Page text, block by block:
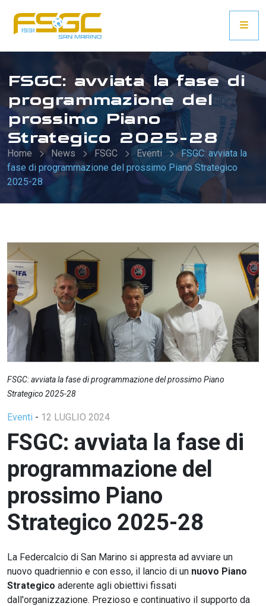
FSGC: avviata la fase di
programmazione del
prossimo Piano
Strategico 2025-28
Home News FSGC Eventi
FSGC: avviata la
fase di programmazione del prossimo Piano Strategico
2025-28
FSGC: avviata la fase di programmazione del prossimo Piano
Strategico 2025-28
Eventi - 12 LUGLIO 2024
FSGC: avviata la fase di
programmazione del
prossimo Piano
Strategico 2025-28
La Federcalcio di San Marino si appresta ad avviare un
nuovo quadriennio e con esso, il lancio di un nuovo Piano
Strategico aderente agli obiettivi fissati
dall'organizzazione. Prezioso e continuativo il supporto da